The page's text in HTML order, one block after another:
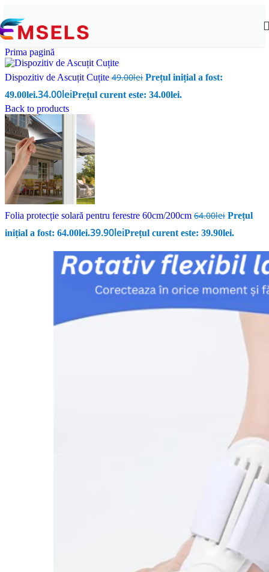
Prima pagină
Dispozitiv de Ascuțit Cuțite 49.00lei Prețul inițial a fost:
49.00lei.34.00leiPrețul curent este: 34.00lei.
Back to products
Folia protecție solară pentru ferestre 60cm/200cm 64.00lei Prețul
inițial a fost: 64.00lei.39.90leiPrețul curent este: 39.90lei.